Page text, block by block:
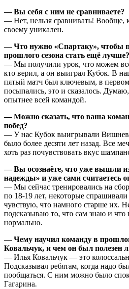
— Вы себя с ним не сравниваете?
— Нет, нельзя сравнивать! Вообще,
своему уникален.
— Что нужно «Спартаку», чтобы
прошлого сезона стать ещё лучше?
— Мы получили урок, что можем
кто верил, а он выиграл Кубок. В
пятый матч был ключевым, в
посыпались, это и сказалось.
опытнее всей командой.
— Можно сказать, что ваша
побед?
— У нас Кубок выигрывали
было более десяти лет назад. Все
хоть раз почувствовать вкус
— Вы осознаёте, что уже вышли
надежды» и уже сами считаетесь
— Мы сейчас тренировались на
по 18-19 лет, некоторые
чувствую, что намного старше их.
подсказываю то, что сам знаю и что
нормально.
— Чему научил команду в
Ковальчук, и чем он был полезен
— Илья Ковальчук — это
Подсказывал ребятам, когда надо
пообщаться. С ним можно было
Гагарина.